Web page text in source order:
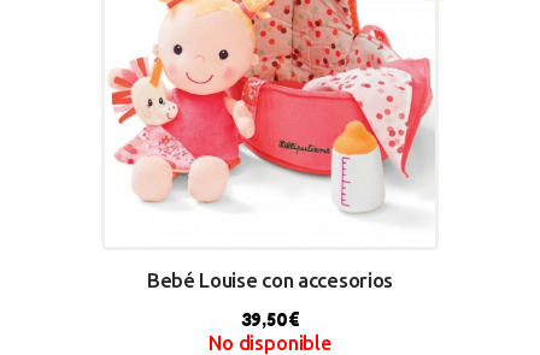
Bebé Louise con accesorios
39,50€
No disponible